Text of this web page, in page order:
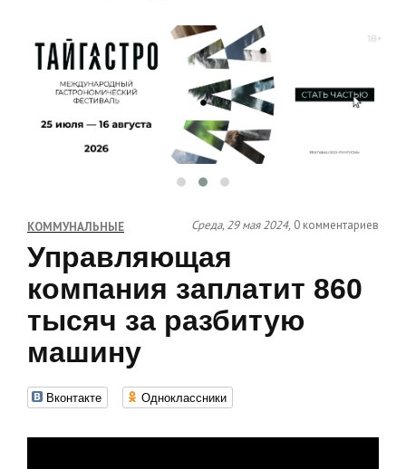
КОММУНАЛЬНЫЕ Среда, 29 мая 2024, 0 комментариев
Управляющая
компания заплатит 860
тысяч за разбитую
машину
Вконтакте Одноклассники